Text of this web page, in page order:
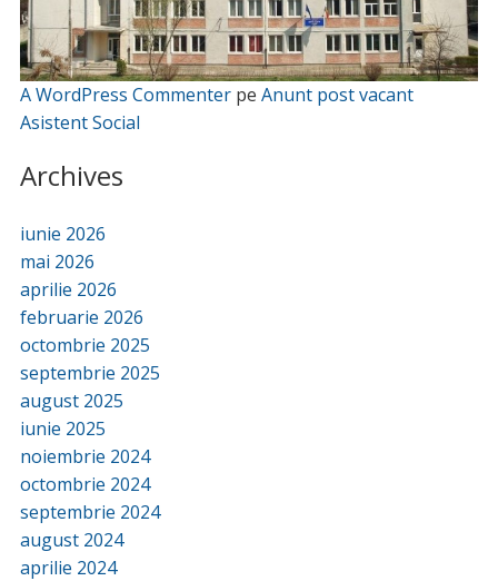
A WordPress Commenterpe Anunt post vacant
Asistent Social
Archives
iunie 2026
mai 2026
aprilie 2026
februarie 2026
octombrie 2025
septembrie 2025
august 2025
iunie 2025
noiembrie 2024
octombrie 2024
septembrie 2024
august 2024
aprilie 2024